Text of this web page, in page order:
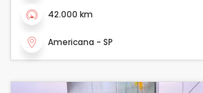
42.000 km
Americana - SP